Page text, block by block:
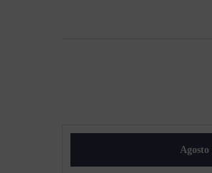
Agosto